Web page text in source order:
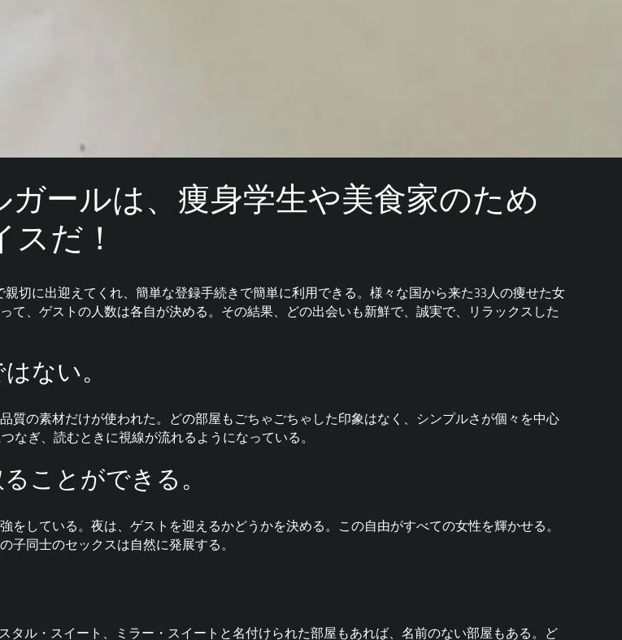
ールは、痩身学生や美食家のため
だ！
切に出迎えてくれ、簡単な登録手続きで簡単に利用できる。様々な国から来た33人の痩せた女
、ゲストの人数は各自が決める。その結果、どの出会いも新鮮で、誠実で、リラックスした
ない。
質の素材だけが使われた。どの部屋もごちゃごちゃした印象はなく、シンプルさが個々を中心
なぎ、読むときに視線が流れるようになっている。
ことができる。
している。夜は、ゲストを迎えるかどうかを決める。この自由がすべての女性を輝かせる。
子同士のセックスは自然に発展する。
タル・スイート ミラー・ スイートと名付けられた部屋もあれば、名前のない部屋もある。ど